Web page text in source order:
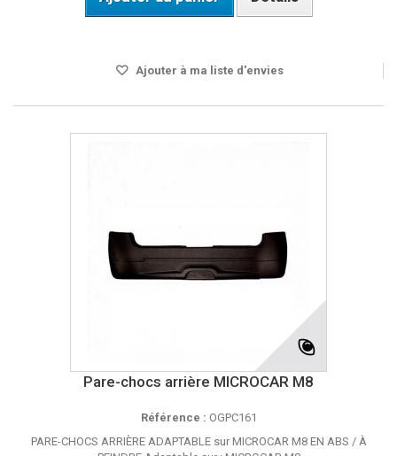
Ajouter à ma liste d'envies
Pare-chocs arrière MICROCAR M8
Référence : OGPC161
PARE-CHOCS ARRIÈRE ADAPTABLE sur MICROCAR M8 EN ABS / À